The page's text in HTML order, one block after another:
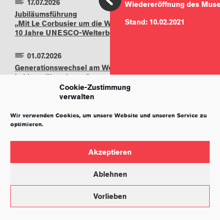
Cookie-Zustimmung
verwalten
Wir verwenden Cookies, um unsere Website und unseren Service zu
optimieren.
Akzeptieren
Ablehnen
Vorlieben
17.07.2026
Jubiläumsführung
„Mit Le Corbusier um die Welt –
10 Jahre UNESCO-Welterbe“
01.07.2026
Generationswechsel am Weissenhof: Verena
Lebherz übernimmt Gesamtleitung von
Weissenhofmuseum und Weissenhof.Forum
Sommerfest am Killesberg –
Kultur auf der Höhe
Gartensanierung am
UNESCO-Welterbetag 2026
Wiedereröffnung des
Stand: 10.02.2021